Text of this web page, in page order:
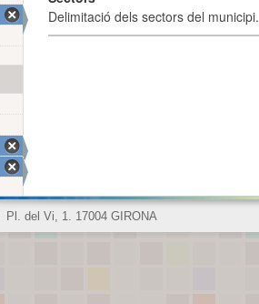
Delimitació dels sectors del municipi.
Pl. del Vi, 1. 17004 GIRONA